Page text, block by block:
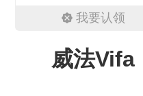
我要认领
威法Vifa